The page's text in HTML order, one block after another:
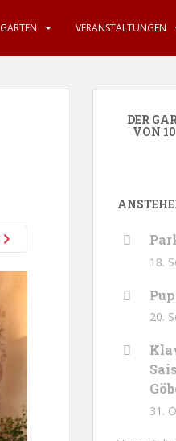
GARTEN VERANSTALTUNGEN
DER
VON
18.
20.
31.